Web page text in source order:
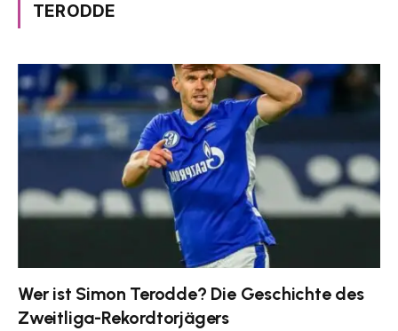
ERODDE
Wer ist Simon Terodde? Die Geschichte des
Zweitliga-Rekordtorjägers